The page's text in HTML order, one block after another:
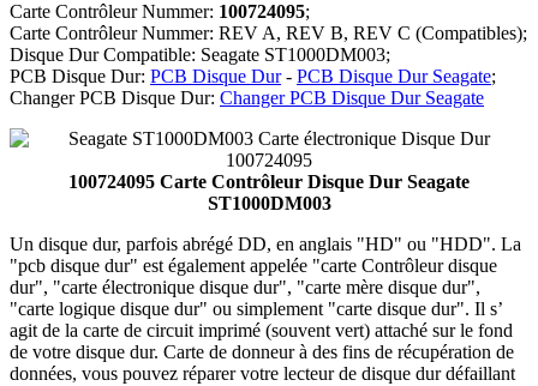
Carte Contrôleur Nummer: 100724095;
Carte Contrôleur Nummer: REV A, REV B, REV C (Compatibles);
Disque Dur Compatible: Seagate ST1000DM003;
PCB Disque Dur: PCB Disque Dur- PCB Disque Dur Seagate;
Changer PCB Disque Dur: Changer PCB Disque Dur Seagate
100724095 Carte Contrôleur Disque Dur Seagate
ST1000DM003
Un disque dur, parfois abrégé DD, en anglais "HD" ou "HDD". La
"pcb disque dur" est également appelée "carte Contrôleur disque
dur", "carte électronique disque dur", "carte mère disque dur",
"carte logique disque dur" ou simplement "carte disque dur". Il s’
agit de la carte de circuit imprimé (souvent vert) attaché sur le fond
de votre disque dur. Carte de donneur à des fins de récupération de
données, vous pouvez réparer votre lecteur de disque dur défaillant